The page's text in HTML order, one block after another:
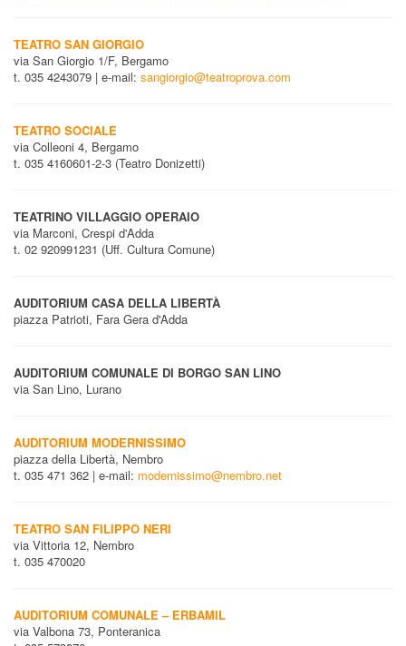
TEATRO SAN GIORGIO
via San Giorgio 1/F, Bergamo
t. 035 4243079 | e-mail: sangiorgio@teatroprova.com
TEATRO SOCIALE
via Colleoni 4, Bergamo
t. 035 4160601-2-3 (Teatro Donizetti)
TEATRINO VILLAGGIO OPERAIO
via Marconi, Crespi d'Adda
t. 02 920991231 (Uff. Cultura Comune)
AUDITORIUM CASA DELLA LIBERTÀ
piazza Patrioti, Fara Gera d'Adda
AUDITORIUM COMUNALE DI BORGO SAN LINO
via San Lino, Lurano
AUDITORIUM MODERNISSIMO
piazza della Libertà, Nembro
t. 035 471 362 | e-mail: modernissimo@nembro.net
TEATRO SAN FILIPPO NERI
via Vittoria 12, Nembro
t. 035 470020
AUDITORIUM COMUNALE – ERBAMIL
via Valbona 73, Ponteranica